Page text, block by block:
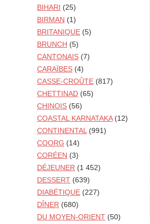
BIHARI (25)
BIRMAN (1)
BRITANIQUE (5)
BRUNCH (5)
CANTONAIS (7)
CARAÏBES (4)
CASSE-CROÛTE (817)
CHETTINAD (65)
CHINOIS (56)
COASTAL KARNATAKA(12)
CONTINENTAL(991)
COORG (14)
CORÉEN (3)
DÉJEUNER (1 452)
DESSERT (639)
DIABÉTIQUE (227)
DÎNER (680)
DU MOYEN-ORIENT (50)